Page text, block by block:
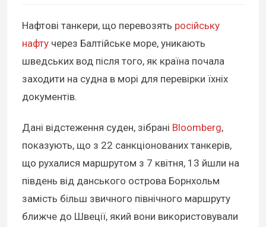
Нафтові танкери, що перевозять російську
нафту через Балтійське море, уникають
шведських вод після того, як країна почала
заходити на судна в морі для перевірки їхніх
документів.
Дані відстеження суден, зібрані Bloomberg,
показують, що з 22 санкціонованих танкерів,
що рухалися маршрутом з 7 квітня, 13 йшли на
південь від данського острова Борнхольм
замість більш звичного північного маршруту
ближче до Швеції, який вони використовували